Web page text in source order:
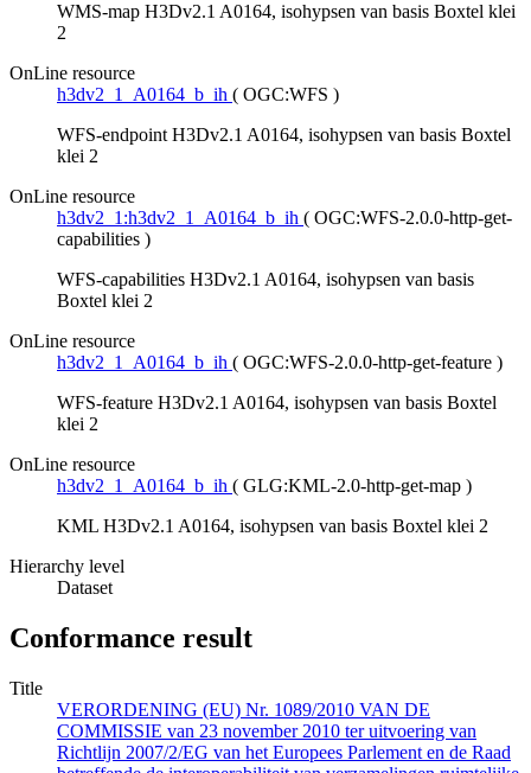
WMS-map H3Dv2.1 A0164, isohypsen van basis Boxtel klei
2
OnLine resource
h3dv2_1_A0164_b_ih ( OGC:WFS )
WFS-endpoint H3Dv2.1 A0164, isohypsen van basis Boxtel
klei 2
OnLine resource
h3dv2_1:h3dv2_1_A0164_b_ih ( OGC:WFS-2.0.0-http-get-
capabilities )
WFS-capabilities H3Dv2.1 A0164, isohypsen van basis
Boxtel klei 2
OnLine resource
h3dv2_1_A0164_b_ih ( OGC:WFS-2.0.0-http-get-feature )
WFS-feature H3Dv2.1 A0164, isohypsen van basis Boxtel
klei 2
OnLine resource
h3dv2_1_A0164_b_ih ( GLG:KML-2.0-http-get-map )
KML H3Dv2.1 A0164, isohypsen van basis Boxtel klei 2
Hierarchy level
Dataset
Conformance result
Title
VERORDENING (EU) Nr. 1089/2010 VAN DE
COMMISSIE van 23 november 2010 ter uitvoering van
Richtlijn 2007/2/EG van het Europees Parlement en de Raad